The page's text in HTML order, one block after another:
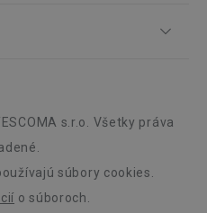
v eshope
s.r.o. Všetky práva
súbory cookies.
o súboroch.